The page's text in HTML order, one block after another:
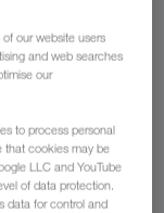
our website users
and web searches
our
to process personal
that cookies may be
LLC and YouTube
of data protection.
data for control and